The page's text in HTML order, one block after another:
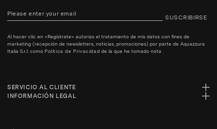
SUSCRIBIRSE
Al hacer clic en «Regístrate» autorizo el tratamiento de mis datos con fines de
marketing (recepción de newsletters, noticias, promociones) por parte de Aquazzura
Italia S.r.l. como Politica de Privacidad de la que he tomado nota.
SERVICIO AL CLIENTE
INFORMACIÓN LEGAL